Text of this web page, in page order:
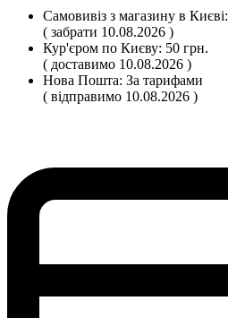
Самовивіз з магазину в Києві:
( забрати 10.08.2026 )
Кур'єром по Києву: 50 грн.
( доставимо 10.08.2026 )
Нова Пошта: За тарифами
( відправимо 10.08.2026 )